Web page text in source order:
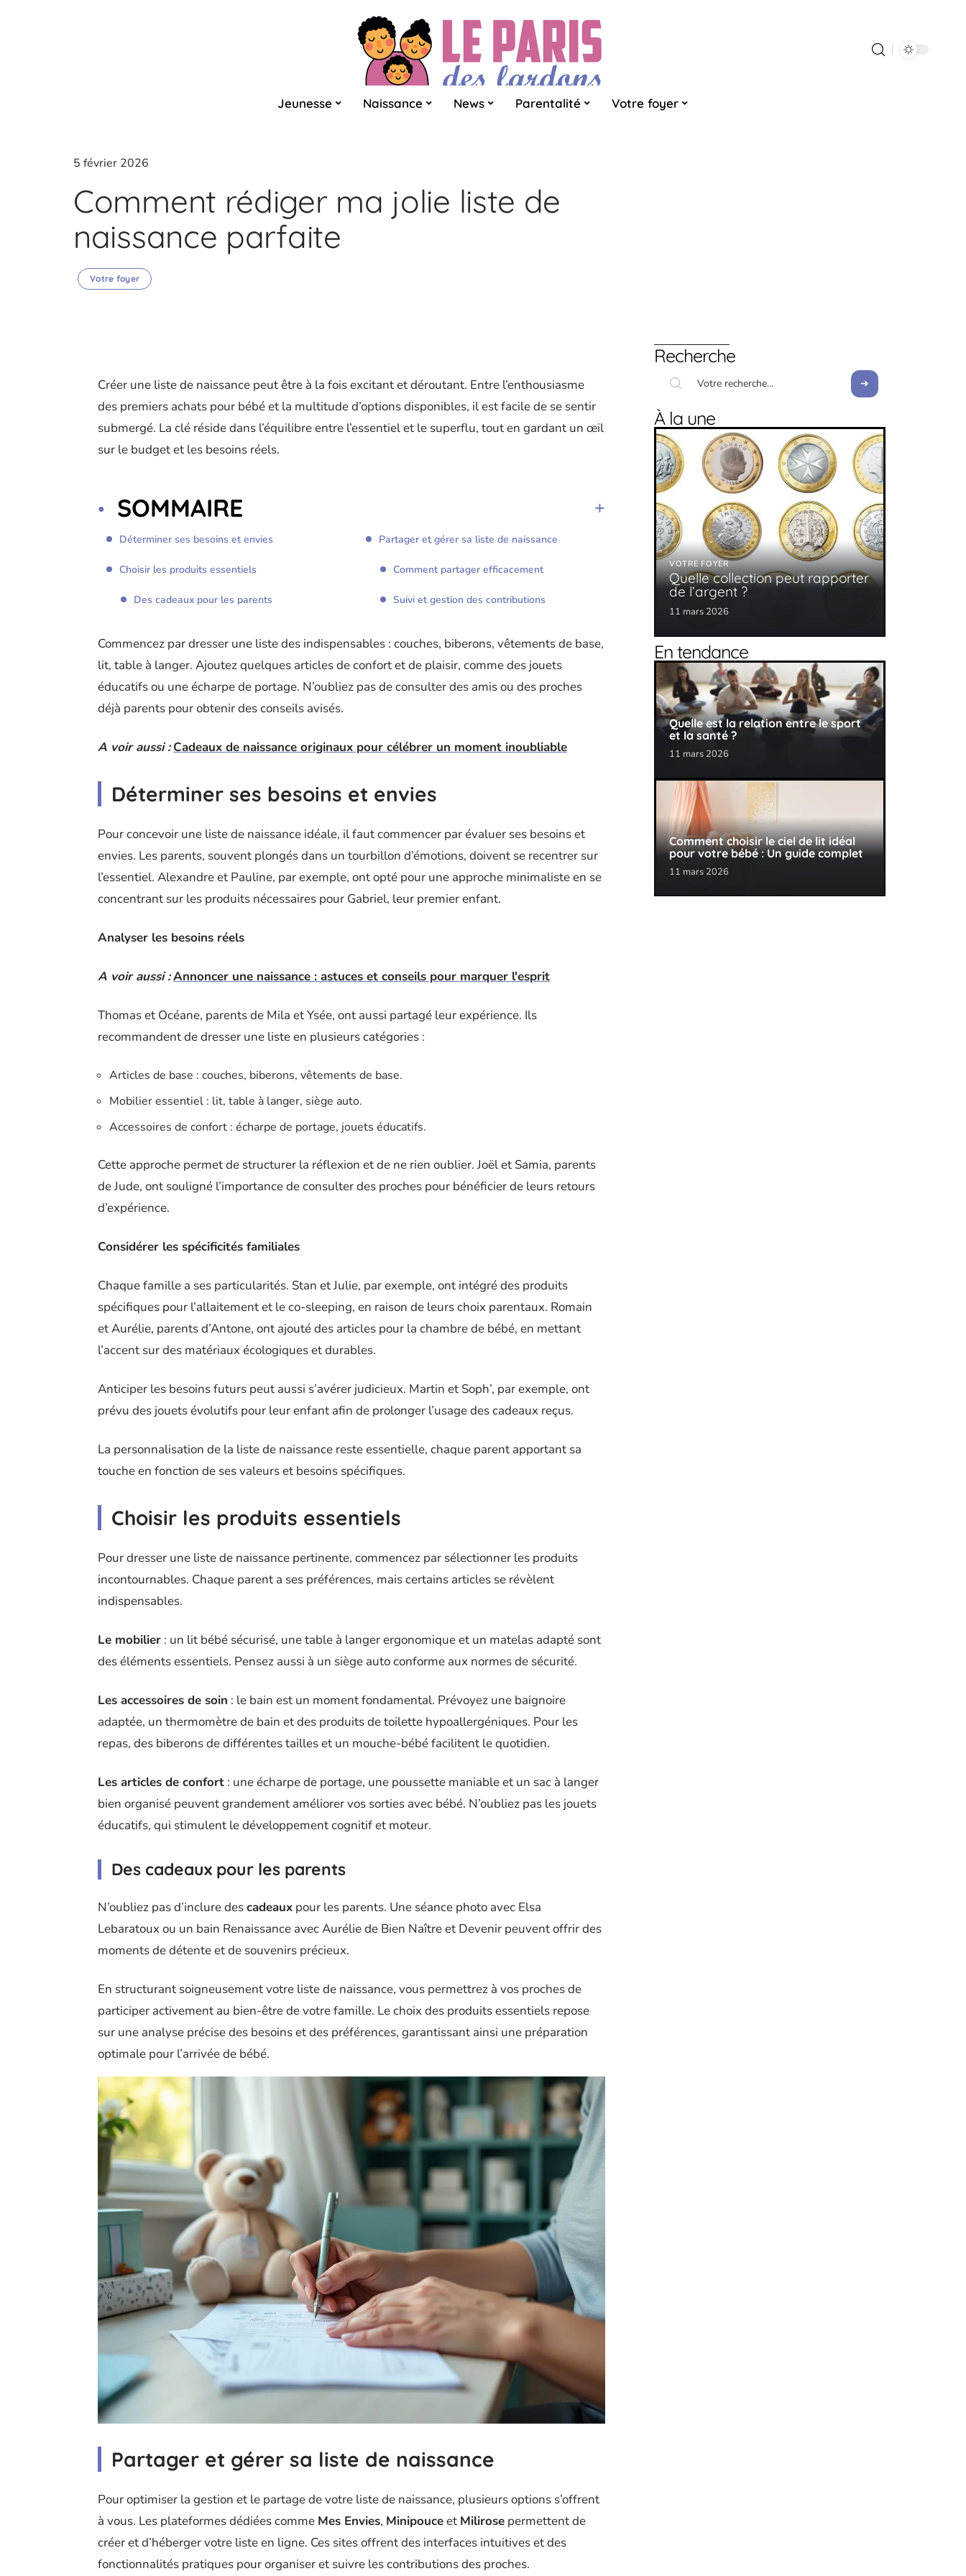
Jeunesse Naissance News Parentalité Votre foyer
5 février 2026
Comment rédiger ma jolie liste de
naissance parfaite
Votre foyer
Créer une liste de naissance peut être à la fois excitant et déroutant. Entre l’enthousiasme
des premiers achats pour bébé et la multitude d’options disponibles, il est facile de se sentir
submergé. La clé réside dans l’équilibre entre l’essentiel et le superflu, tout en gardant un œil
sur le budget et les besoins réels.
SOMMAIRE
Déterminer ses besoins et envies
Choisir les produits essentiels
Des cadeaux pour les parents
Partager et gérer sa liste de naissance
Comment partager efficacement
Suivi et gestion des contributions
Commencez par dresser une liste des indispensables : couches, biberons, vêtements de base,
lit, table à langer. Ajoutez quelques articles de confort et de plaisir, comme des jouets
éducatifs ou une écharpe de portage. N’oubliez pas de consulter des amis ou des proches
déjà parents pour obtenir des conseils avisés.
A voir aussi : Cadeaux de naissance originaux pour célébrer un moment inoubliable
Déterminer ses besoins et envies
Pour concevoir une liste de naissance idéale, il faut commencer par évaluer ses besoins et
envies. Les parents, souvent plongés dans un tourbillon d’émotions, doivent se recentrer sur
l’essentiel. Alexandre et Pauline, par exemple, ont opté pour une approche minimaliste en se
concentrant sur les produits nécessaires pour Gabriel, leur premier enfant.
Analyser les besoins réels
A voir aussi :Annoncer une naissance : astuces et conseils pour marquer l'esprit
Thomas et Océane, parents de Mila et Ysée, ont aussi partagé leur expérience. Ils
recommandent de dresser une liste en plusieurs catégories :
Articles de base : couches, biberons, vêtements de base.
Mobilier essentiel : lit, table à langer, siège auto.
Accessoires de confort : écharpe de portage, jouets éducatifs.
Cette approche permet de structurer la réflexion et de ne rien oublier. Joël et Samia, parents
de Jude, ont souligné l’importance de consulter des proches pour bénéficier de leurs retours
d’expérience.
Considérer les spécificités familiales
Chaque famille a ses particularités. Stan et Julie, par exemple, ont intégré des produits
spécifiques pour l’allaitement et le co-sleeping, en raison de leurs choix parentaux. Romain
et Aurélie, parents d’Antone, ont ajouté des articles pour la chambre de bébé, en mettant
l’accent sur des matériaux écologiques et durables.
Anticiper les besoins futurs peut aussi s’avérer judicieux. Martin et Soph’, par exemple, ont
prévu des jouets évolutifs pour leur enfant afin de prolonger l’usage des cadeaux reçus.
La personnalisation de la liste de naissance reste essentielle, chaque parent apportant sa
touche en fonction de ses valeurs et besoins spécifiques.
Choisir les produits essentiels
Pour dresser une liste de naissance pertinente, commencez par sélectionner les produits
incontournables. Chaque parent a ses préférences, mais certains articles se révèlent
indispensables.
Le mobilier : un lit bébé sécurisé, une table à langer ergonomique et un matelas adapté sont
des éléments essentiels. Pensez aussi à un siège auto conforme aux normes de sécurité.
Les accessoires de soin : le bain est un moment fondamental. Prévoyez une baignoire
adaptée, un thermomètre de bain et des produits de toilette hypoallergéniques. Pour les
repas, des biberons de différentes tailles et un mouche-bébé facilitent le quotidien.
Les articles de confort : une écharpe de portage, une poussette maniable et un sac à langer
bien organisé peuvent grandement améliorer vos sorties avec bébé. N’oubliez pas les jouets
éducatifs, qui stimulent le développement cognitif et moteur.
Des cadeaux pour les parents
N’oubliez pas d’inclure descadeaux pour les parents. Une séance photo avec Elsa
Lebaratoux ou un bain Renaissance avec Aurélie de Bien Naître et Devenir peuvent offrir des
moments de détente et de souvenirs précieux.
En structurant soigneusement votre liste de naissance, vous permettrez à vos proches de
participer activement au bien-être de votre famille. Le choix des produits essentiels repose
sur une analyse précise des besoins et des préférences, garantissant ainsi une préparation
optimale pour l’arrivée de bébé.
Partager et gérer sa liste de naissance
Pour optimiser la gestion et le partage de votre liste de naissance, plusieurs options s’offrent
à vous. Les plateformes dédiées comme Mes Envies, Minipouceet Milirose permettent de
créer et d’héberger votre liste en ligne. Ces sites offrent des interfaces intuitives et des
fonctionnalités pratiques pour organiser et suivre les contributions des proches.
Recherche
À la une
VOTRE FOYER
Quelle collection peut rapporter
de l’argent ?
11 mars 2026
En tendance
Quelle est la relation entre le sport
et la santé ?
11 mars 2026
Comment choisir le ciel de lit idéal
pour votre bébé : Un guide complet
11 mars 2026